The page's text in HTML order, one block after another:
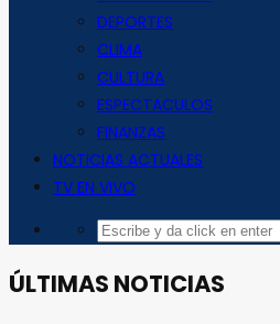
DEPORTES
CLIMA
CULTURA
ESPECTACULOS
FINANZAS
NOTICIAS ACTUALES
TV EN VIVO
ÚLTIMAS NOTICIAS